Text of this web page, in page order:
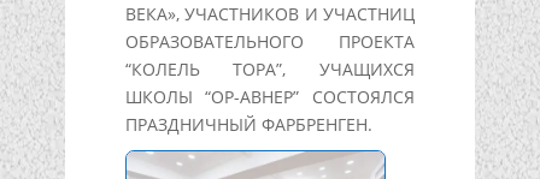
ВЕКА», УЧАСТНИКОВ И УЧАСТНИЦ
ОБРАЗОВАТЕЛЬНОГО ПРОЕКТА
“КОЛЕЛЬ ТОРА”, УЧАЩИХСЯ
ШКОЛЫ “ОР-АВНЕР” СОСТОЯЛСЯ
ПРАЗДНИЧНЫЙ ФАРБРЕНГЕН.